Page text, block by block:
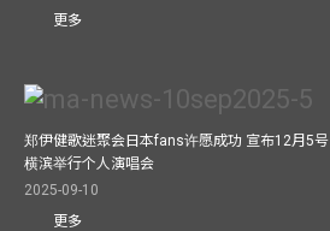
更多
郑伊健歌迷聚会日本fans许愿成功 宣布12月5号
横滨举行个人演唱会
2025-09-10
更多